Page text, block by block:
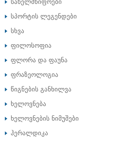
სახელმწიფოები
სპორტის ლეგენდები
სხვა
ფილოსოფია
ფლორა და ფაუნა
ფრაზეოლოგია
წიგნების განხილვა
ხელოვნება
ხელოვნების ნიმუშები
ჰერალდიკა